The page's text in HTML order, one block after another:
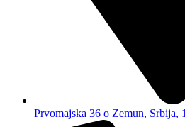
Prvomajska 36 o Zemun, Srbija,